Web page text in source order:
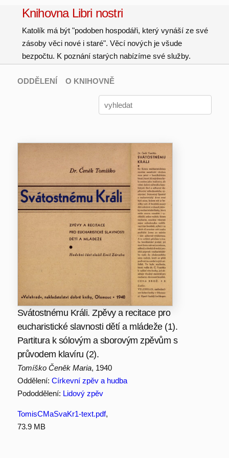
Knihovna Libri nostri
Katolík má být "podoben hospodáři, který vynáší ze své
zásoby věci nové i staré". Věcí nových je všude
bezpočtu. K poznání starých nabízíme své služby.
ODDĚLENÍ O KNIHOVNĚ
Svátostnému Králi. Zpěvy a recitace pro
eucharistické slavnosti dětí a mládeže (1).
Partitura k sólovým a sborovým zpěvům s
průvodem klavíru (2).
Tomíško Čeněk Maria, 1940
Oddělení: Církevní zpěv a hudba
Pododdělení: Lidový zpěv
TomisCMaSvaKr1-text.pdf,
73.9 MB